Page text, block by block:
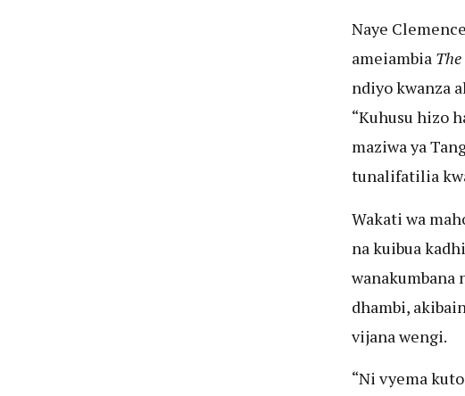
Naye
ameiambia
ndiyo kwanza
“Kuhusu hizo
maziwa ya
tunalifatilia
Wakati wa
na kuibua
wanakumbana
dhambi,
vijana wengi.
“Ni vyema